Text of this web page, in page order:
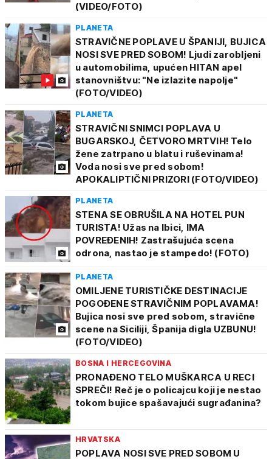
(VIDEO/FOTO)
PLANETA
STRAVIČNE POPLAVE U ŠPANIJI, BUJICA
NOSI SVE PRED SOBOM! Ljudi zarobljeni
u automobilima, upućen HITAN apel
stanovništvu: "Ne izlazite napolje"
(FOTO/VIDEO)
PLANETA
STRAVIČNI SNIMCI POPLAVA U
BUGARSKOJ, ČETVORO MRTVIH! Telo
žene zatrpano u blatu i ruševinama!
Voda nosi sve pred sobom!
APOKALIPTIČNI PRIZORI (FOTO/VIDEO)
PLANETA
STENA SE OBRUŠILA NA HOTEL PUN
TURISTA! Užas na Ibici, IMA
POVREĐENIH! Zastrašujuća scena
odrona, nastao je stampedo! (FOTO)
PLANETA
OMILJENE TURISTIČKE DESTINACIJE
POGOĐENE STRAVIČNIM POPLAVAMA!
Bujica nosi sve pred sobom, stravične
scene na Siciliji, Španija digla UZBUNU!
(FOTO/VIDEO)
BOSNA I HERCEGOVINA
PRONAĐENO TELO MUŠKARCA U RECI
SPREČI! Reč je o policajcu koji je nestao
tokom bujice spašavajući sugrađanina?
HRVATSKA
POPLAVA NOSI SVE PRED SOBOM U